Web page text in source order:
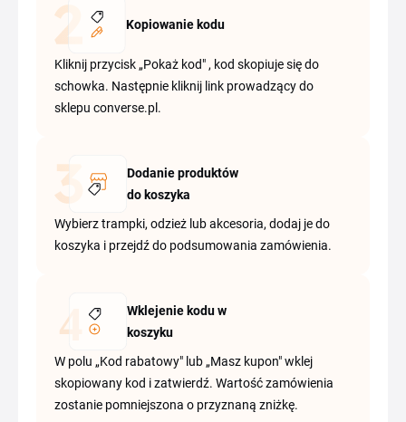
Kopiowanie kodu
Kliknij przycisk „Pokaż kod" , kod skopiuje się do
schowka. Następnie kliknij link prowadzący do
sklepu converse.pl.
Dodanie produktów
do koszyka
Wybierz trampki, odzież lub akcesoria, dodaj je do
koszyka i przejdź do podsumowania zamówienia.
Wklejenie kodu w
koszyku
W polu „Kod rabatowy" lub „Masz kupon" wklej
skopiowany kod i zatwierdź. Wartość zamówienia
zostanie pomniejszona o przyznaną zniżkę.